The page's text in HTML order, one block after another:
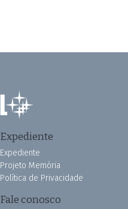
Expediente
Expediente
Projeto Memória
Política de Privacidade
Fale conosco